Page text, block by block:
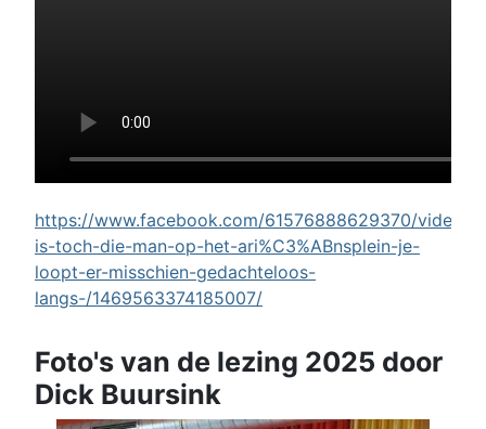
https://www.facebook.com/61576888629370/videos/
is-toch-die-man-op-het-ari%C3%ABnsplein-je-
loopt-er-misschien-gedachteloos-
langs-/1469563374185007/
Foto's van de lezing 2025 door
Dick Buursink